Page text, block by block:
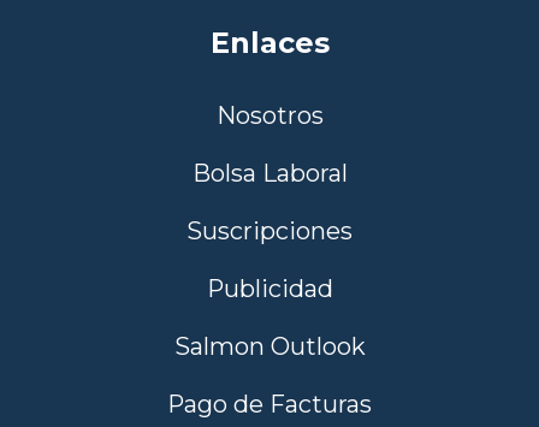
Enlaces
Nosotros
Bolsa Laboral
Suscripciones
Publicidad
Salmon Outlook
Pago de Facturas